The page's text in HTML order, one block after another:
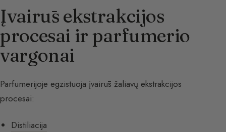
Įvairūs ekstrakcijos
procesai ir parfumerio
vargonai
Parfumerijoje egzistuoja įvairūs žaliavų ekstrakcijos
procesai:
Distiliacija